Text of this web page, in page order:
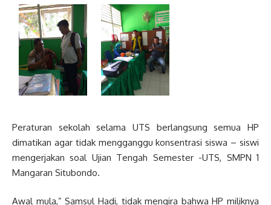
Peraturan sekolah selama UTS berlangsung semua HP
dimatikan agar tidak mengganggu konsentrasi siswa – siswi
mengerjakan soal Ujian Tengah Semester -UTS, SMPN 1
Mangaran Situbondo.
Awal mula,” Samsul Hadi, tidak mengira bahwa HP miliknya